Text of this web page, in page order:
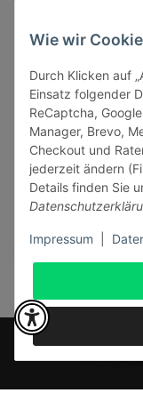
Wie wir
Durch Klicken auf
Einsatz folgender
ReCaptcha,
Manager, Brevo,
Checkout und
jederzeit ändern
Details finden Sie
Impressum
Gesetzliche
Sicher bezahlen via:
© J+A Handels